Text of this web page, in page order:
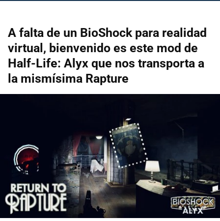
A falta de un BioShock para realidad
virtual, bienvenido es este mod de
Half-Life: Alyx que nos transporta a
la mismísima Rapture